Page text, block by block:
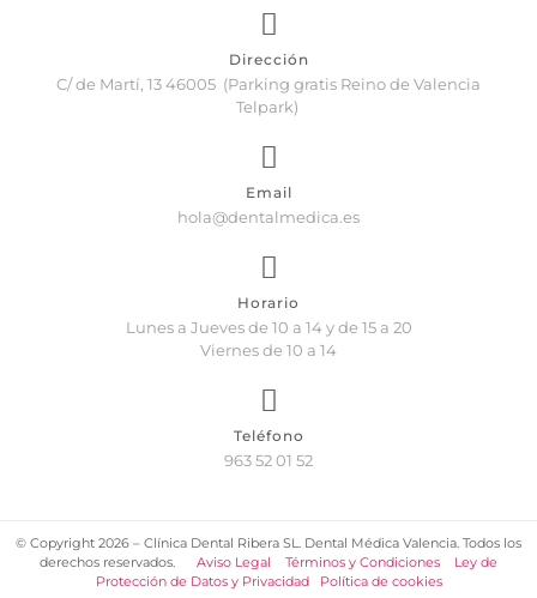
Dirección
C/ de Martí, 13 46005 (Parking gratis Reino de Valencia
Telpark)
Email
hola@dentalmedica.es
Horario
Lunes a Jueves de 10 a 14 y de 15 a 20
Viernes de 10 a 14
Teléfono
963 52 01 52
© Copyright 2026 – Clínica Dental Ribera SL. Dental Médica Valencia. Todos los
derechos reservados. Aviso Legal Términos y Condiciones
Ley de
Protección de Datos y Privacidad
Política de cookies